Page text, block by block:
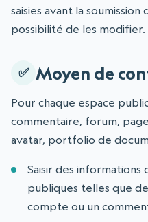
saisies avant la
possibilité de les modifier.
Moyen de
Pour chaque espace
commentaire, forum,
avatar, portfolio de
Saisir des
publiques telles que
compte ou un